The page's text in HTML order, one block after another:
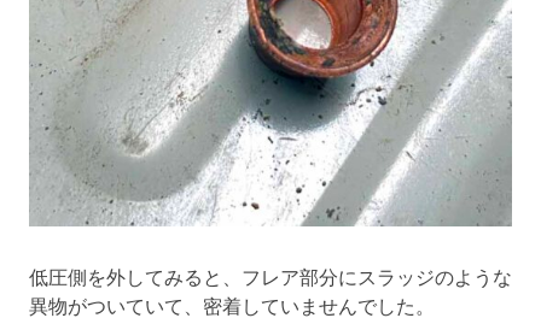
低圧側を外してみると、フレア部分にスラッジのような
異物がついていて、密着していませんでした。